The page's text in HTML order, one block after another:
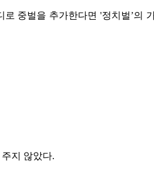
중벌을 추가한다면 '정치벌’의
지 않았다.